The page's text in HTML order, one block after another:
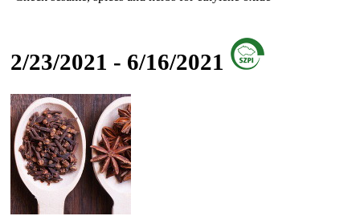
2/23/2021 - 6/16/2021